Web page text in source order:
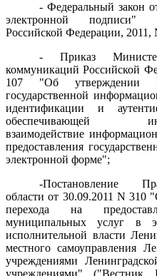
- Федеральный закон
электронной подписи"
Российской Федерации, 2011,
- Приказ
коммуникаций Российской
107 "Об утверждении
государственной
идентификации и
обеспечивающей
взаимодействие
предоставления
электронной форме";
-Постановление
области от 30.09.2011 N 310
перехода на
муниципальных услуг в
исполнительной власти
местного самоуправления
учреждениями
учреждениями" ("Вестник